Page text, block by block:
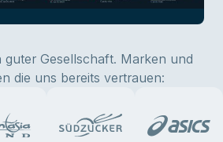
guter Gesellschaft. Marken und
die uns bereits vertrauen: